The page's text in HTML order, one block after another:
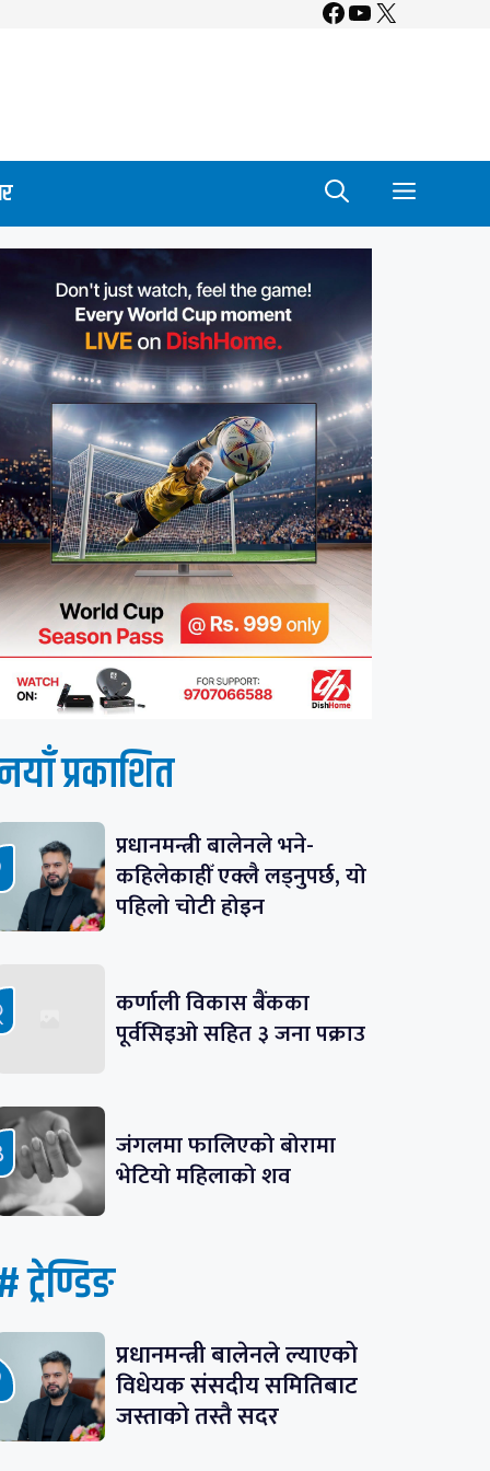
Facebook
YouTube
X
प्रकाशित
प्रधानमन्त्री बालेनले भने-
कहिलेकाहीँ एक्लै लड्नुपर्छ, यो
पहिलो चोटी होइन
कर्णाली विकास बैंकका
पूर्वसिइओ सहित ३ जना पक्राउ
जंगलमा फालिएको बोरामा
भेटियो महिलाको शव
ट्रेण्डिङ
प्रधानमन्त्री बालेनले ल्याएको
विधेयक संसदीय समितिबाट
जस्ताको तस्तै सदर